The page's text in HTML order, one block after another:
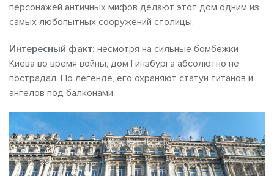
персонажей античных мифов делают этот дом одним из
самых любопытных сооружений столицы.
Интересный факт: несмотря на сильные бомбежки
Киева во время войны, дом Гинзбурга абсолютно не
пострадал. По легенде, его охраняют статуи титанов и
ангелов под балконами.